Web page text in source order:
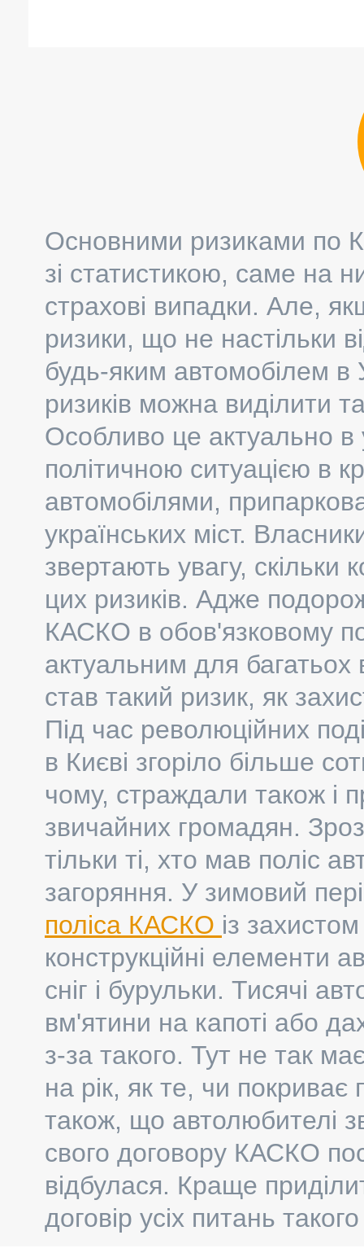
Основними ризиками по
зі статистикою, саме на
страхові випадки. Але,
ризики, що не настільки
будь-яким автомобілем в
ризиків можна виділити
Особливо це актуально в
політичною ситуацією в
автомобілями,
українських міст.
звертають увагу,
цих ризиків. Адже
КАСКО в обов'язковому
актуальним для
став такий ризик, як
Під час революційних
в Києві згоріло більше
чому, страждали також і
звичайних громадян.
тільки ті, хто мав поліс
загоряння. У зимовий
поліса КАСКО із
конструкційні елементи
сніг і бурульки. Тисячі
вм'ятини на капоті або
з-за такого. Тут не так
на рік, як те, чи покриває
також, що автолюбителі
свого договору КАСКО
відбулася. Краще
договір усіх питань